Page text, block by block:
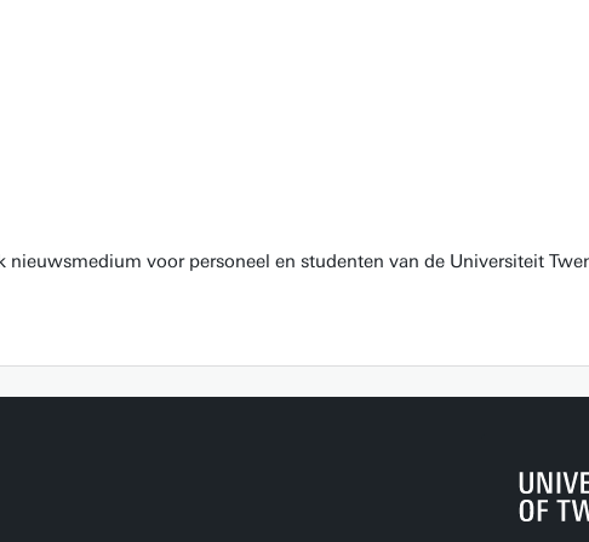
nieuwsmedium voor personeel en studenten van de Universiteit